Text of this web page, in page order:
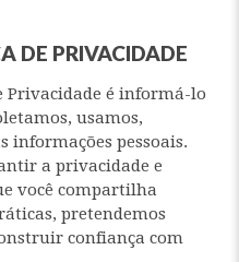
DE PRIVACIDADE
Privacidade é informá-lo
usamos,
informações pessoais.
a privacidade e
você compartilha
pretendemos
confiança com